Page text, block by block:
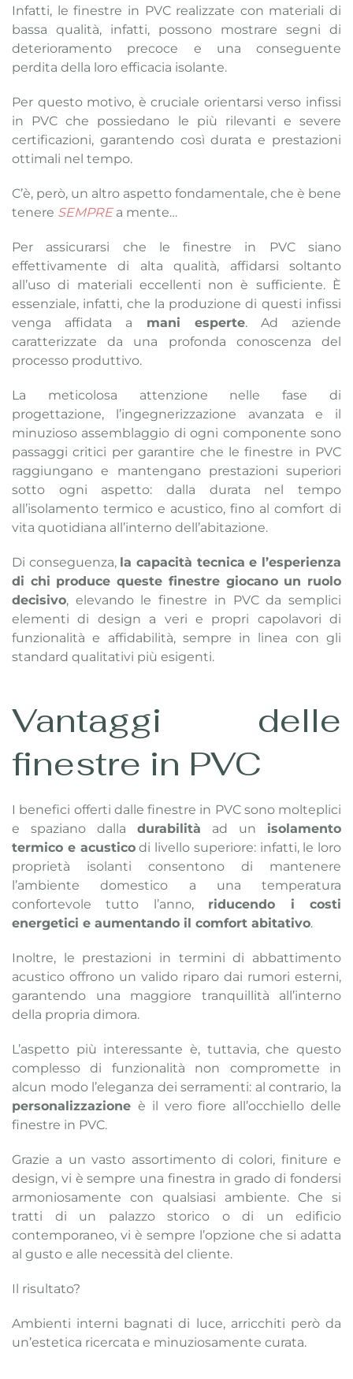
Infatti, le finestre in PVC realizzate con materiali di
bassa qualità, infatti, possono mostrare segni di
deterioramento precoce e una conseguente
perdita della loro efficacia isolante.
Per questo motivo, è cruciale orientarsi verso infissi
in PVC che possiedano le più rilevanti e severe
certificazioni, garantendo così durata e prestazioni
ottimali nel tempo.
C’è, però, un altro aspetto fondamentale, che è bene
tenere SEMPREa mente…
Per assicurarsi che le finestre in PVC siano
effettivamente di alta qualità, affidarsi soltanto
all’uso di materiali eccellenti non è sufficiente. È
essenziale, infatti, che la produzione di questi infissi
venga affidata a mani esperte. Ad aziende
caratterizzate da una profonda conoscenza del
processo produttivo.
La meticolosa attenzione nelle fase di
progettazione, l’ingegnerizzazione avanzata e il
minuzioso assemblaggio di ogni componente sono
passaggi critici per garantire che le finestre in PVC
raggiungano e mantengano prestazioni superiori
sotto ogni aspetto: dalla durata nel tempo
all’isolamento termico e acustico, fino al comfort di
vita quotidiana all’interno dell’abitazione.
Di conseguenza, la capacità tecnica e l’esperienza
di chi produce queste finestre giocano un ruolo
decisivo, elevando le finestre in PVC da semplici
elementi di design a veri e propri capolavori di
funzionalità e affidabilità, sempre in linea con gli
standard qualitativi più esigenti.
Vantaggi delle
finestre in PVC
I benefici offerti dalle finestre in PVC sono molteplici
e spaziano dalla durabilità ad un isolamento
termico e acusticodi livello superiore: infatti, le loro
proprietà isolanti consentono di mantenere
l’ambiente domestico a una temperatura
confortevole tutto l’anno, riducendo i costi
energetici e aumentando il comfort abitativo.
Inoltre, le prestazioni in termini di abbattimento
acustico offrono un valido riparo dai rumori esterni,
garantendo una maggiore tranquillità all’interno
della propria dimora.
L’aspetto più interessante è, tuttavia, che questo
complesso di funzionalità non compromette in
alcun modo l’eleganza dei serramenti: al contrario, la
personalizzazione è il vero fiore all’occhiello delle
finestre in PVC.
Grazie a un vasto assortimento di colori, finiture e
design, vi è sempre una finestra in grado di fondersi
armoniosamente con qualsiasi ambiente. Che si
tratti di un palazzo storico o di un edificio
contemporaneo, vi è sempre l’opzione che si adatta
al gusto e alle necessità del cliente.
Il risultato?
Ambienti interni bagnati di luce, arricchiti però da
un’estetica ricercata e minuziosamente curata.